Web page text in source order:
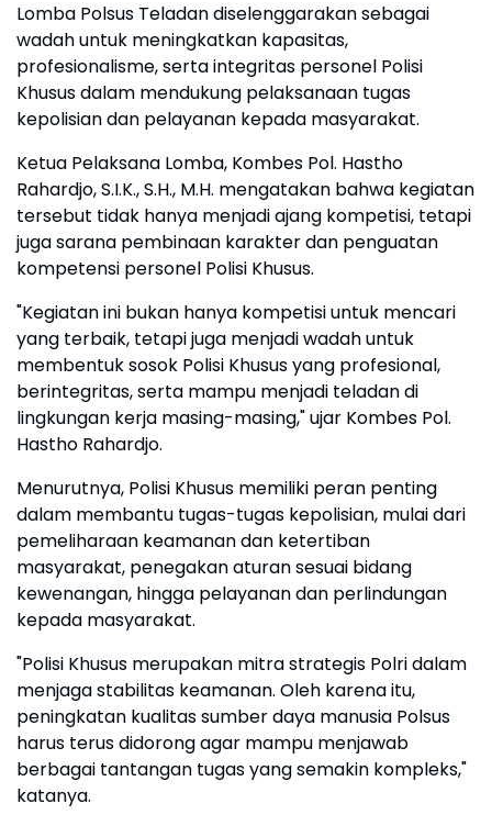
Lomba Polsus Teladan diselenggarakan sebagai
wadah untuk meningkatkan kapasitas,
profesionalisme, serta integritas personel Polisi
Khusus dalam mendukung pelaksanaan tugas
kepolisian dan pelayanan kepada masyarakat.
Ketua Pelaksana Lomba, Kombes Pol. Hastho
Rahardjo, S.I.K., S.H., M.H. mengatakan bahwa kegiatan
tersebut tidak hanya menjadi ajang kompetisi, tetapi
juga sarana pembinaan karakter dan penguatan
kompetensi personel Polisi Khusus.
"Kegiatan ini bukan hanya kompetisi untuk mencari
yang terbaik, tetapi juga menjadi wadah untuk
membentuk sosok Polisi Khusus yang profesional,
berintegritas, serta mampu menjadi teladan di
lingkungan kerja masing-masing," ujar Kombes Pol.
Hastho Rahardjo.
Menurutnya, Polisi Khusus memiliki peran penting
dalam membantu tugas-tugas kepolisian, mulai dari
pemeliharaan keamanan dan ketertiban
masyarakat, penegakan aturan sesuai bidang
kewenangan, hingga pelayanan dan perlindungan
kepada masyarakat.
"Polisi Khusus merupakan mitra strategis Polri dalam
menjaga stabilitas keamanan. Oleh karena itu,
peningkatan kualitas sumber daya manusia Polsus
harus terus didorong agar mampu menjawab
berbagai tantangan tugas yang semakin kompleks,"
katanya.